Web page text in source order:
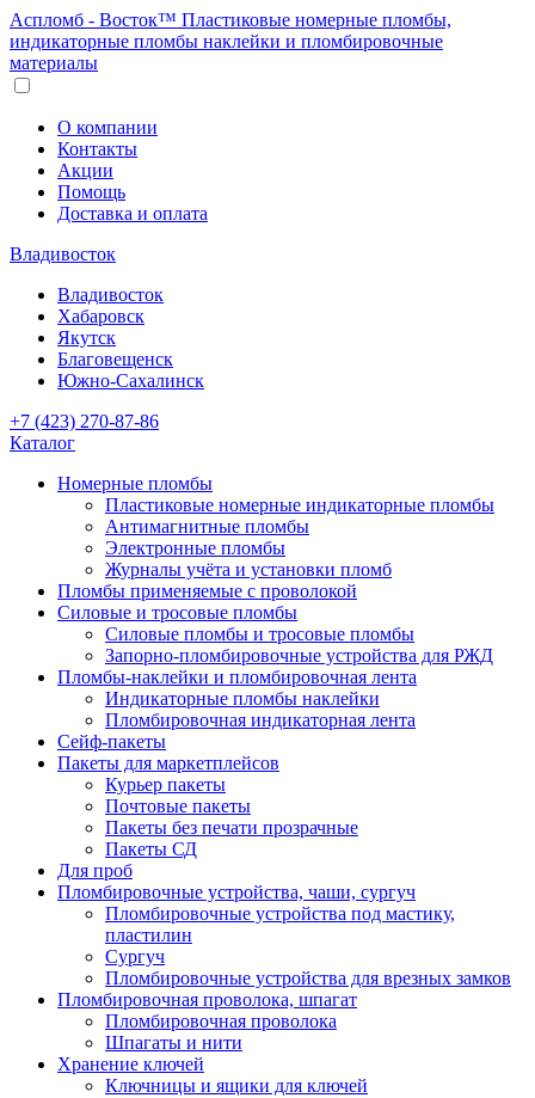
Аспломб - Восток™ Пластиковые номерные пломбы,
индикаторные пломбы наклейки и пломбировочные
материалы
О компании
Контакты
Акции
Помощь
Доставка и оплата
Владивосток
Владивосток
Хабаровск
Якутск
Благовещенск
Южно-Сахалинск
+7 (423) 270-87-86
Каталог
Номерные пломбы
Пластиковые номерные индикаторные пломбы
Антимагнитные пломбы
Электронные пломбы
Журналы учёта и установки пломб
Пломбы применяемые с проволокой
Силовые и тросовые пломбы
Силовые пломбы и тросовые пломбы
Запорно-пломбировочные устройства для РЖД
Пломбы-наклейки и пломбировочная лента
Индикаторные пломбы наклейки
Пломбировочная индикаторная лента
Сейф-пакеты
Пакеты для маркетплейсов
Курьер пакеты
Почтовые пакеты
Пакеты без печати прозрачные
Пакеты СД
Для проб
Пломбировочные устройства, чаши, сургуч
Пломбировочные устройства под мастику,
пластилин
Сургуч
Пломбировочные устройства для врезных замков
Пломбировочная проволока, шпагат
Пломбировочная проволока
Шпагаты и нити
Хранение ключей
Ключницы и ящики для ключей